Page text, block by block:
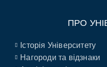
ПРО
Історія Університету
Нагороди та відзнаки